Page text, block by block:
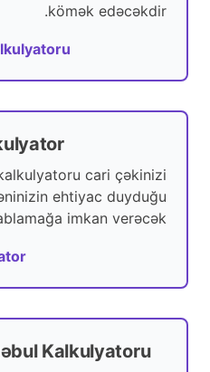
kömək edəcəkdir.
cari çəkinizi
ehtiyac duyduğu
imkan verəcək.
Kalkulyatoru